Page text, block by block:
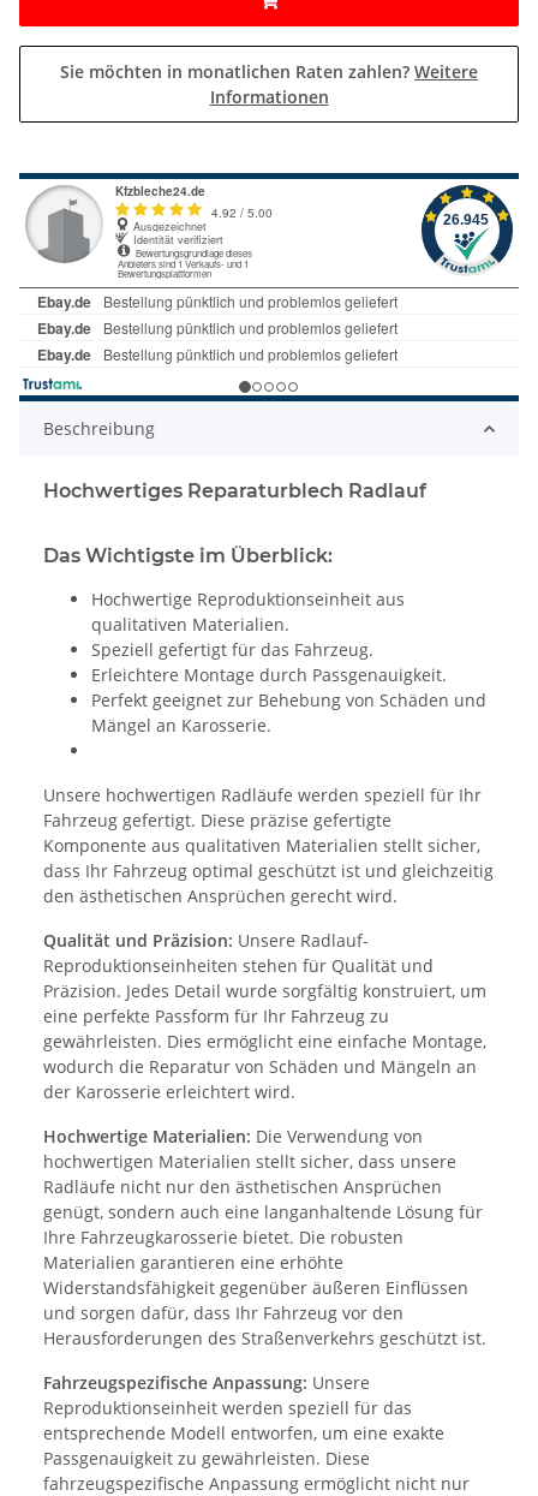
Sie möchten in monatlichen Raten zahlen? Weitere
Informationen
Beschreibung
Hochwertiges Reparaturblech Radlauf
Das Wichtigste im Überblick:
Hochwertige Reproduktionseinheit aus
qualitativen Materialien.
Speziell gefertigt für das Fahrzeug.
Erleichtere Montage durch Passgenauigkeit.
Perfekt geeignet zur Behebung von Schäden und
Mängel an Karosserie.
Unsere hochwertigen Radläufe werden speziell für Ihr
Fahrzeug gefertigt. Diese präzise gefertigte
Komponente aus qualitativen Materialien stellt sicher,
dass Ihr Fahrzeug optimal geschützt ist und gleichzeitig
den ästhetischen Ansprüchen gerecht wird.
Qualität und Präzision: Unsere Radlauf-
Reproduktionseinheiten stehen für Qualität und
Präzision. Jedes Detail wurde sorgfältig konstruiert, um
eine perfekte Passform für Ihr Fahrzeug zu
gewährleisten. Dies ermöglicht eine einfache Montage,
wodurch die Reparatur von Schäden und Mängeln an
der Karosserie erleichtert wird.
Hochwertige Materialien: Die Verwendung von
hochwertigen Materialien stellt sicher, dass unsere
Radläufe nicht nur den ästhetischen Ansprüchen
genügt, sondern auch eine langanhaltende Lösung für
Ihre Fahrzeugkarosserie bietet. Die robusten
Materialien garantieren eine erhöhte
Widerstandsfähigkeit gegenüber äußeren Einflüssen
und sorgen dafür, dass Ihr Fahrzeug vor den
Herausforderungen des Straßenverkehrs geschützt ist.
Fahrzeugspezifische Anpassung: Unsere
Reproduktionseinheit werden speziell für das
entsprechende Modell entworfen, um eine exakte
Passgenauigkeit zu gewährleisten. Diese
fahrzeugspezifische Anpassung ermöglicht nicht nur